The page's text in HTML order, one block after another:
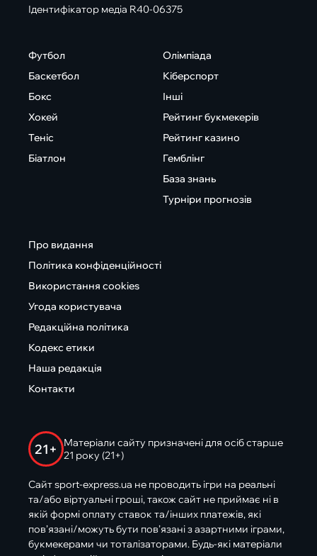
Ідентифікатор медіа R40-06375
Футбол
Баскетбол
Бокс
Хокей
Теніс
Біатлон
Олімпіада
Кіберспорт
Інші
Рейтинг букмекерів
Рейтинг казино
Гемблінг
База знань
Турніри прогнозів
Про видання
Політика конфіденційності
Використання cookies
Угода користувача
Редакційна політика
Кодекс етики
Наша редакція
Контакти
21+
Матеріали сайту призначені для осіб старше
21 року (21+)
Сайт sport-express.ua не проводить ігри на реальні
та/або віртуальні гроші, також сайт не приймає ні в
якій формі оплату ставок та/інших платежів, які
пов’язані/можуть бути пов’язані з азартними іграми,
букмекерами чи тоталізаторами. Будь-які матеріали